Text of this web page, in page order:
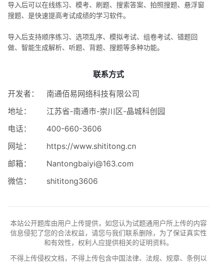
导入后可以在线练习、模考、刷题、搜索答案、拍照搜题、悬浮窗
搜题、是快速提高考试成绩的学习软件。
导入后支持顺序练习、选项乱序、模拟考试、组卷考试、错题回
做、智能生成解析、听题、背题、搜题等多种功能。
联系方式
开发者：
南通佰易网络科技有限公司
地址：
江苏省-南通市-崇川区-晶城科创园
电话：
400-660-3606
网址：
https://www.shititong.cn
邮箱：
Nantongbaiyi@163.com
微信：
shititong3606
本站公开题库由用户上传提供，如您认为试题通用户所上传的内容
信息侵犯了您的合法权益，请您与我们联系删除，为了保证真实性
和有效性，权利人应提供相关的证明资料。
不得上传侵权文档，不得上传包含中国法律、法规、规章、条例以